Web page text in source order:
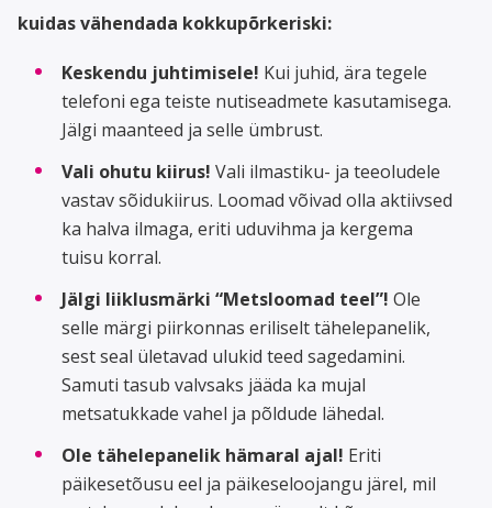
kuidas vähendada kokkupõrkeriski:
Keskendu juhtimisele! Kui juhid, ära tegele
telefoni ega teiste nutiseadmete kasutamisega.
Jälgi maanteed ja selle ümbrust.
Vali ohutu kiirus! Vali ilmastiku- ja teeoludele
vastav sõidukiirus. Loomad võivad olla aktiivsed
ka halva ilmaga, eriti uduvihma ja kergema
tuisu korral.
Jälgi liiklusmärki “Metsloomad teel”! Ole
selle märgi piirkonnas eriliselt tähelepanelik,
sest seal ületavad ulukid teed sagedamini.
Samuti tasub valvsaks jääda ka mujal
metsatukkade vahel ja põldude lähedal.
Ole tähelepanelik hämaral ajal! Eriti
päikesetõusu eel ja päikeseloojangu järel, mil